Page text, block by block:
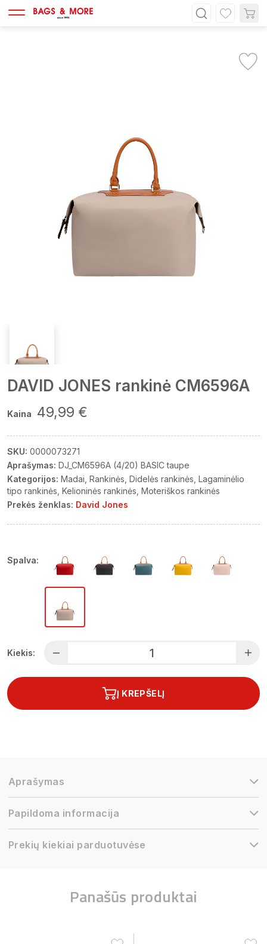
DAVID JONES rankinė CM6596A
Kaina 49,99 €
SKU: 0000073271
Aprašymas: DJ_CM6596A (4/20) BASIC taupe
Kategorijos: Madai Rankinės Didelės rankinės Lagaminėlio
tipo rankinės Kelioninės rankinės Moteriškos rankinės
Prekės ženklas: David Jones
Spalva:
Kiekis:
Į KREPŠELĮ
Aprašymas
Papildoma informacija
Prekių kiekiai parduotuvėse
Panašūs produktai